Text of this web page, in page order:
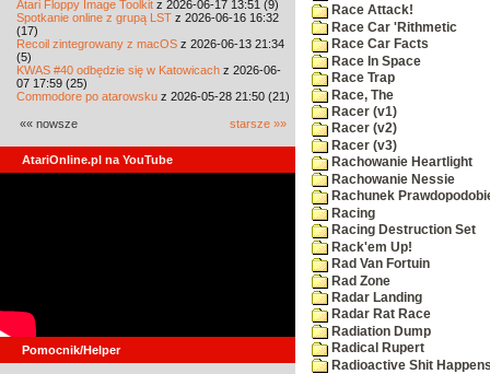
Atari Floppy Image Toolkit z 2026-06-17 13:51 (9)
Spotkanie online z grupą LST z 2026-06-16 16:32
(17)
Recoil zintegrowany z macOS z 2026-06-13 21:34
(5)
KWAS #40 odbędzie się w Katowicach z 2026-06-
07 17:59 (25)
Commodore po atarowsku z 2026-05-28 21:50 (21)
«« nowsze starsze »»
AtariOnline.pl na YouTube
Pomocnik/Helper
Race Attack!
Race Car 'Rithmetic
Race Car Facts
Race In Space
Race Trap
Race, The
Racer (v1)
Racer (v2)
Racer (v3)
Rachowanie Heartlight
Rachowanie Nessie
Rachunek
Racing
Racing Destruction Set
Rack'em Up!
Rad Van Fortuin
Rad Zone
Radar Landing
Radar Rat Race
Radiation Dump
Radical Rupert
Radioactive Shit